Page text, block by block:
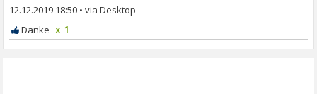
12.12.2019 18:50 •
x 1